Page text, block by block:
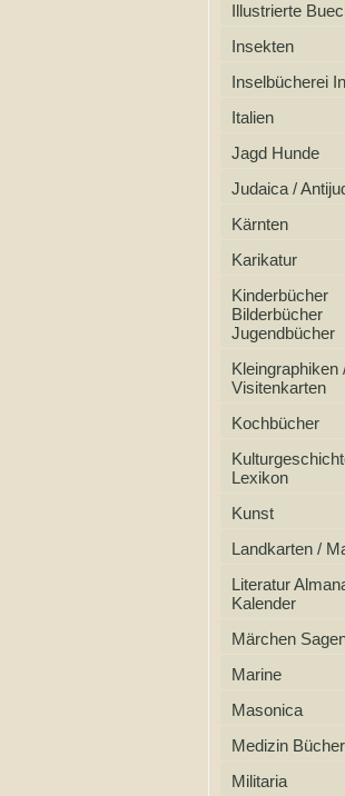
Illustrierte
Insekten
Inselbücherei
Italien
Jagd Hunde
Judaica /
Kärnten
Karikatur
Kinderbücher
Bilderbücher
Jugendbücher
Kleingraphiken
Visitenkarten
Kochbücher
Lexikon
Kunst
Landkarten /
Literatur
Kalender
Märchen
Marine
Masonica
Medizin
Militaria